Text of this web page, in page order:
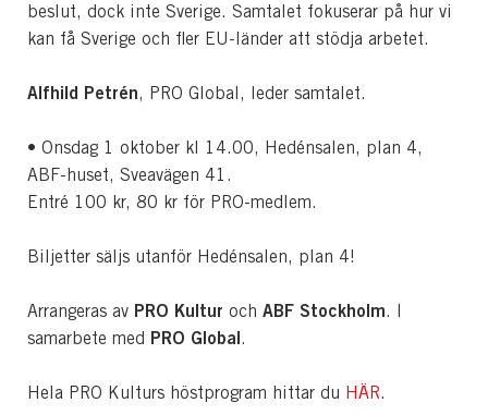
beslut, dock inte Sverige. Samtalet fokuserar på hur vi
kan få Sverige och fler EU-länder att stödja arbetet.
Alfhild Petrén, PRO Global, leder samtalet.
• Onsdag 1 oktober kl 14.00, Hedénsalen, plan 4,
ABF-huset, Sveavägen 41.
Entré 100 kr, 80 kr för PRO-medlem.
Biljetter säljs utanför Hedénsalen, plan 4!
Arrangeras av PRO Kultur och ABF Stockholm. I
samarbete med PRO Global.
Hela PRO Kulturs höstprogram hittar du HÄR.